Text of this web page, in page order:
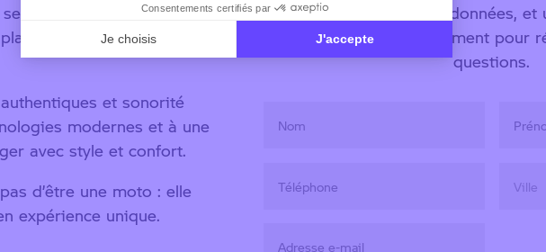
trouve l’impressionnant
de conduite à l’état
et sonorité
modernes et à une
avec style et confort.
d’être une moto : elle
expérience unique.
Laissez-nous vos coordonnées, et
vous rappellera rapidement pour
questions.